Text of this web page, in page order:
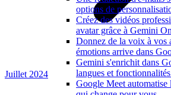
options de
Créez des vidéos
avatar grâce à Gemini
Donnez de la voix à vos
émotions arrive dans
Gemini s'enrichit dans
langues et
Google Meet automatise
Juillet 2024